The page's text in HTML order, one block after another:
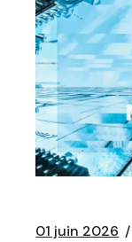
01 juin 2026